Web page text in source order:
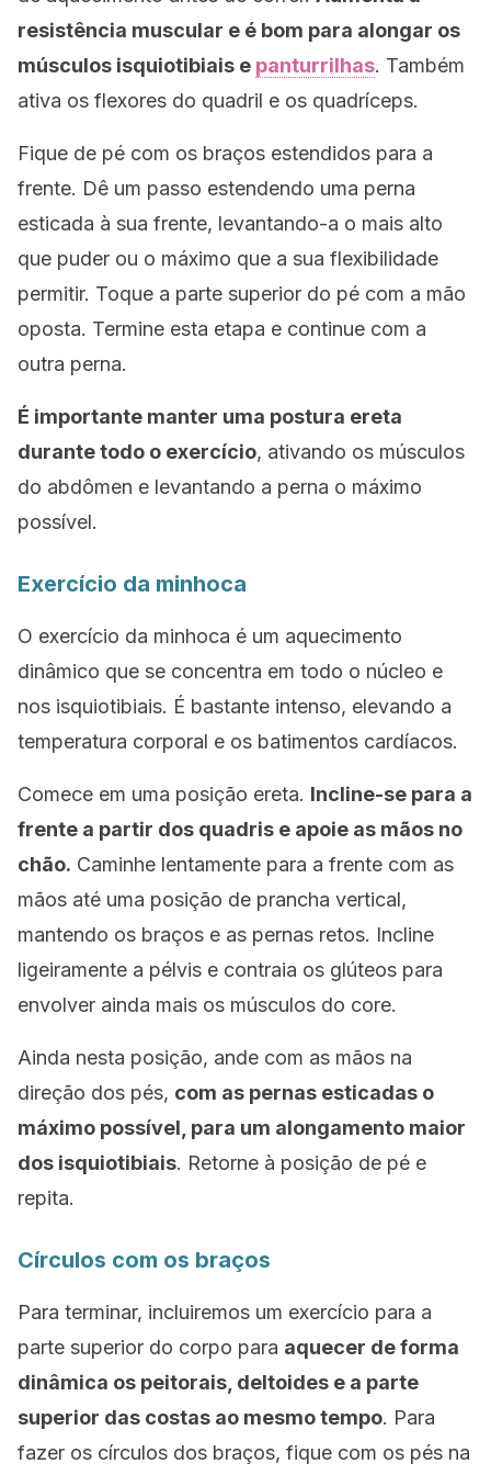
resistência muscular e é bom para alongar os
músculos isquiotibiais e panturrilhas. Também
ativa os flexores do quadril e os quadríceps.
Fique de pé com os braços estendidos para a
frente. Dê um passo estendendo uma perna
esticada à sua frente, levantando-a o mais alto
que puder ou o máximo que a sua flexibilidade
permitir. Toque a parte superior do pé com a mão
oposta. Termine esta etapa e continue com a
outra perna.
É importante manter uma postura ereta
durante todo o exercício, ativando os músculos
do abdômen e levantando a perna o máximo
possível.
Exercício da minhoca
O exercício da minhoca é um aquecimento
dinâmico que se concentra em todo o núcleo e
nos isquiotibiais. É bastante intenso, elevando a
temperatura corporal e os batimentos cardíacos.
Comece em uma posição ereta. Incline-se para a
frente a partir dos quadris e apoie as mãos no
chão. Caminhe lentamente para a frente com as
mãos até uma posição de prancha vertical,
mantendo os braços e as pernas retos. Incline
ligeiramente a pélvis e contraia os glúteos para
envolver ainda mais os músculos do core.
Ainda nesta posição, ande com as mãos na
direção dos pés, com as pernas esticadas o
máximo possível, para um alongamento maior
dos isquiotibiais. Retorne à posição de pé e
repita.
Círculos com os braços
Para terminar, incluiremos um exercício para a
parte superior do corpo para aquecer de forma
dinâmica os peitorais, deltoides e a parte
superior das costas ao mesmo tempo. Para
fazer os círculos dos braços, fique com os pés na